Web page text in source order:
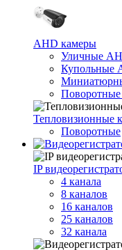
AHD камеры
Уличные
Купольные
Тепловизионные
Поворотные
IP
4 канала
8 каналов
16 каналов
25 каналов
32 канала